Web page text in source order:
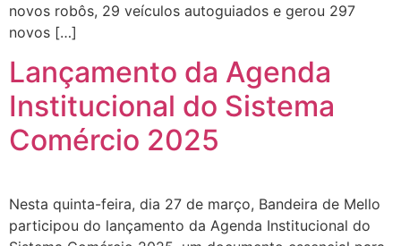
novos robôs, 29 veículos autoguiados e gerou 297
novos […]
Lançamento da Agenda
Institucional do Sistema
Comércio 2025
Nesta quinta-feira, dia 27 de março, Bandeira de Mello
participou do lançamento da Agenda Institucional do